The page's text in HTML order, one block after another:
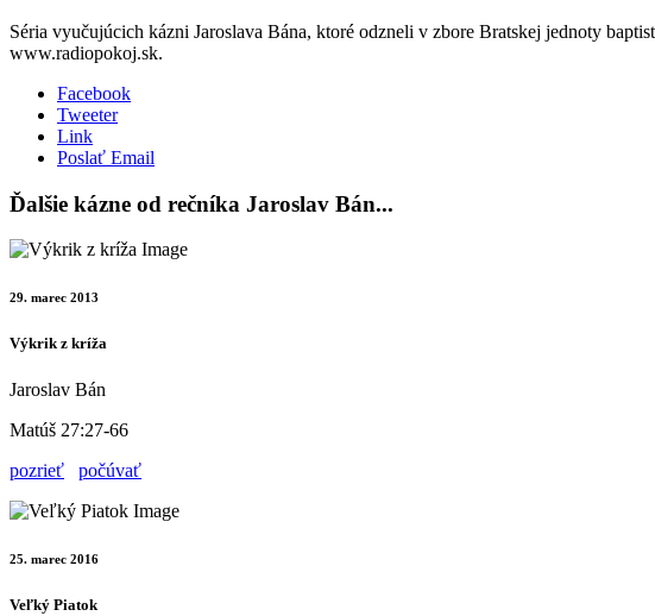
Séria vyučujúcich kázni Jaroslava Bána, ktoré odzneli v zbore Bratskej jednoty
www.radiopokoj.sk.
Facebook
Tweeter
Link
Poslať Email
Ďalšie kázne od rečníka Jaroslav Bán...
29. marec 2013
Výkrik z kríža
Jaroslav Bán
Matúš 27:27-66
pozrieť
počúvať
25. marec 2016
Veľký Piatok